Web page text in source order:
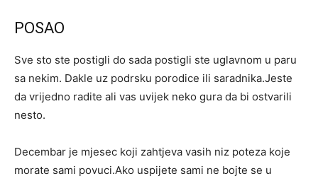
POSAO
Sve sto ste postigli do sada postigli ste uglavnom u paru
sa nekim. Dakle uz podrsku porodice ili saradnika.Jeste
da vrijedno radite ali vas uvijek neko gura da bi ostvarili
nesto.
Decembar je mjesec koji zahtjeva vasih niz poteza koje
morate sami povuci.Ako uspijete sami ne bojte se u